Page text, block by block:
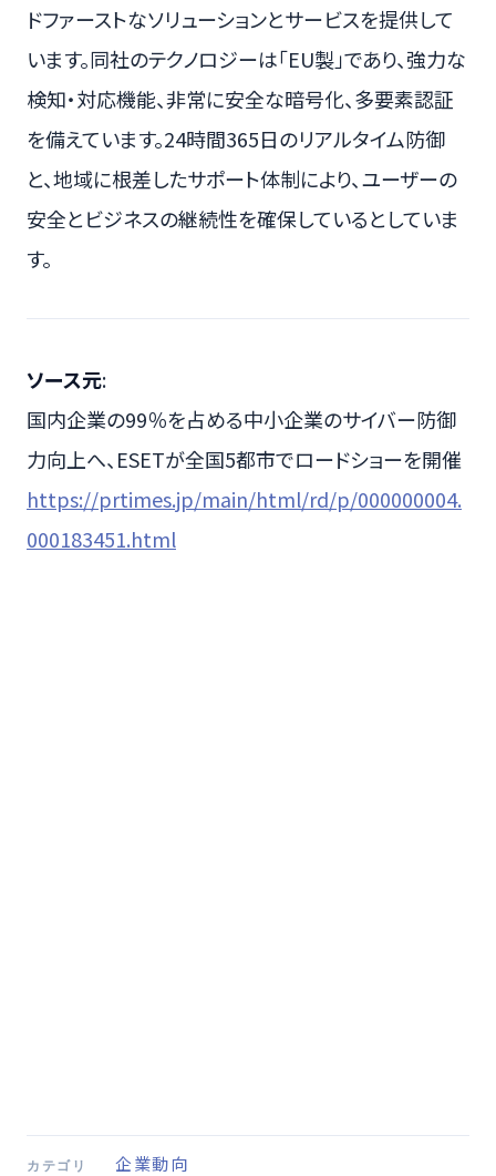
ドファーストなソリューションとサービスを提供して
います。同社のテクノロジーは「EU製」であり、強力な
検知・対応機能、非常に安全な暗号化、多要素認証
を備えています。24時間365日のリアルタイム防御
と、地域に根差したサポート体制により、ユーザーの
安全とビジネスの継続性を確保しているとしていま
す。
ソース元:
国内企業の99％を占める中小企業のサイバー防御
力向上へ、ESETが全国5都市でロードショーを開催
https://prtimes.jp/main/html/rd/p/000000004.
000183451.html
カテゴリ 企業動向